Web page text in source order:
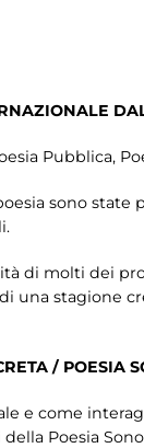
Pubblica,
sono
di molti dei
stagione
/ POESIA
come
Poesia